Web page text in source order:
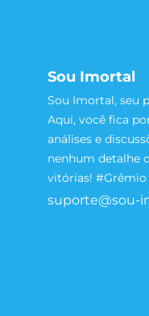
Sou Imortal
Sou Imortal, seu
Aqui, você fica
análises e
nenhum detalhe
vitórias!
suporte@sou-